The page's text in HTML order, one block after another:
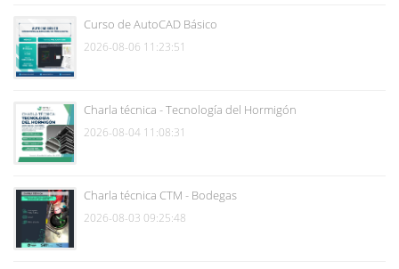
Curso de AutoCAD Básico
2026-08-06 11:23:51
Charla técnica - Tecnología del Hormigón
2026-08-04 11:08:31
Charla técnica CTM - Bodegas
2026-08-03 09:25:48